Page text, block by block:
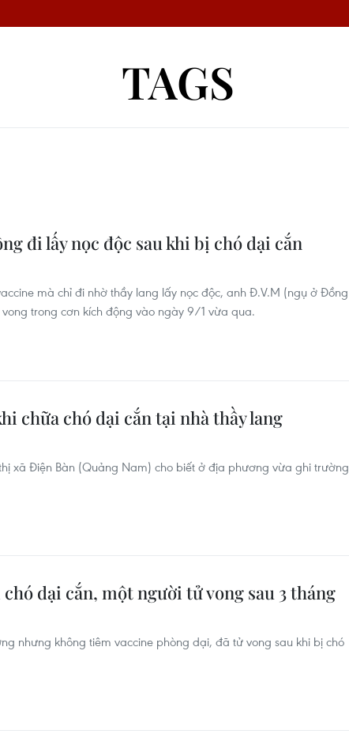
TAGS
đi lấy nọc độc sau khi bị chó dại cắn
mà chỉ đi nhờ thầy lang lấy nọc độc, anh Đ.V.M (ngụ ở Đồng
trong cơn kích động vào ngày 9/1 vừa qua.
chữa chó dại cắn tại nhà thầy lang
xã Điện Bàn (Quảng Nam) cho biết ở địa phương vừa ghi trường
dại cắn, một người tử vong sau 3 tháng
nhưng không tiêm vaccine phòng dại, đã tử vong sau khi bị chó